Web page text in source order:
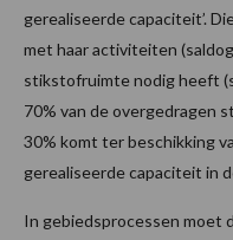
gerealiseerde capaciteit’.
met haar activiteiten
stikstofruimte nodig heeft
70% van de overgedragen
30% komt ter beschikking
gerealiseerde capaciteit in
In gebiedsprocessen moet